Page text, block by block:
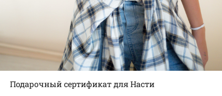
Подарочный сертификат для Насти